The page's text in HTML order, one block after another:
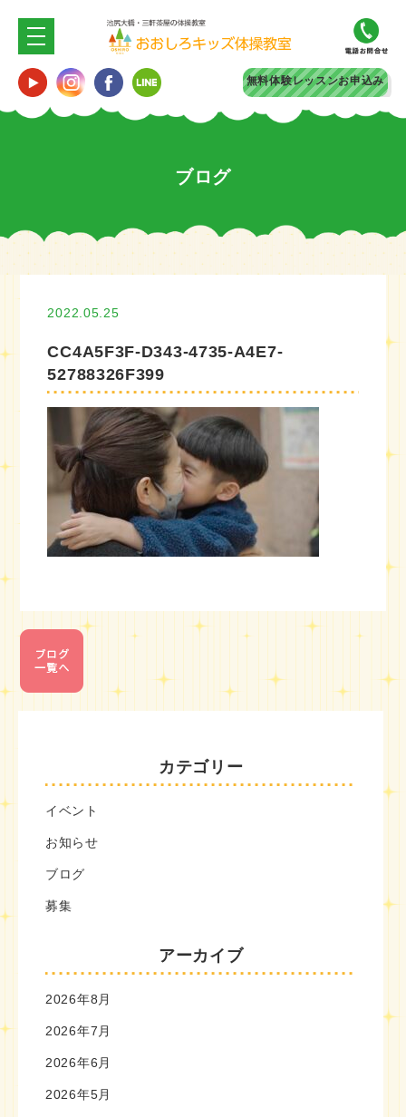
無料体験レッスンお申込み
ブログ
カテゴリー
イベント
お知らせ
ブログ
募集
アーカイブ
2026年8月
2026年7月
2026年6月
2026年5月
2022.05.25
CC4A5F3F-D343-4735-A4E7-
52788326F399